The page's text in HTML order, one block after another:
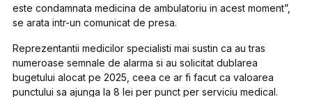
este condamnata medicina de ambulatoriu in acest moment”,
se arata intr-un comunicat de presa.
Reprezentantii medicilor specialisti mai sustin ca au tras
numeroase semnale de alarma si au solicitat dublarea
bugetului alocat pe 2025, ceea ce ar fi facut ca valoarea
punctului sa ajunga la 8 lei per punct per serviciu medical.